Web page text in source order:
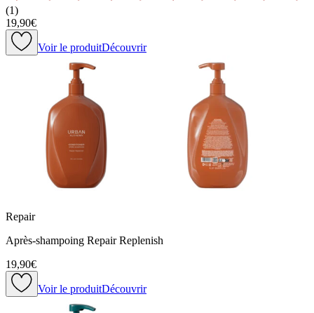
(1)
19,90€
Voir le produitDécouvrir
Repair
Après-shampoing Repair Replenish
19,90€
Voir le produitDécouvrir